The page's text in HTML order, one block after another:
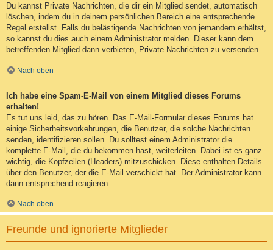
Du kannst Private Nachrichten, die dir ein Mitglied sendet, automatisch
löschen, indem du in deinem persönlichen Bereich eine entsprechende
Regel erstellst. Falls du belästigende Nachrichten von jemandem erhältst,
so kannst du dies auch einem Administrator melden. Dieser kann dem
betreffenden Mitglied dann verbieten, Private Nachrichten zu versenden.
Nach oben
Ich habe eine Spam-E-Mail von einem Mitglied dieses Forums
erhalten!
Es tut uns leid, das zu hören. Das E-Mail-Formular dieses Forums hat
einige Sicherheitsvorkehrungen, die Benutzer, die solche Nachrichten
senden, identifizieren sollen. Du solltest einem Administrator die
komplette E-Mail, die du bekommen hast, weiterleiten. Dabei ist es ganz
wichtig, die Kopfzeilen (Headers) mitzuschicken. Diese enthalten Details
über den Benutzer, der die E-Mail verschickt hat. Der Administrator kann
dann entsprechend reagieren.
Nach oben
Freunde und ignorierte Mitglieder